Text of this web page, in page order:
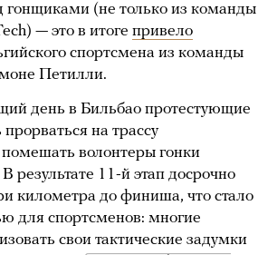
гонщиками (не только из команды
— это в итоге привело
спортсмена из команды
Петилли.
день в Бильбао протестующие
на трассу
волонтеры гонки
результате 11-й этап досрочно
километра до финиша, что стало
для спортсменов: многие
свои тактические задумки